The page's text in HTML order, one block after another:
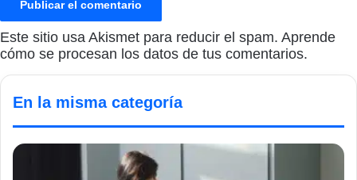
Este sitio usa Akismet para reducir el spam. Aprende
cómo se procesan los datos de tus comentarios.
En la misma categoría